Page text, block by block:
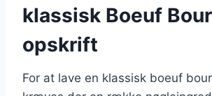
klassisk Boeuf
opskrift
For at lave en klassisk boeuf